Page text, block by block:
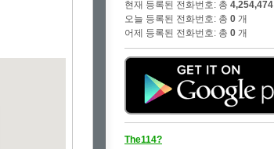
현재 등록된 전화번호: 총 4,254,474
오늘 등록된 전화번호: 총 0 개
어제 등록된 전화번호: 총 0 개
The114?